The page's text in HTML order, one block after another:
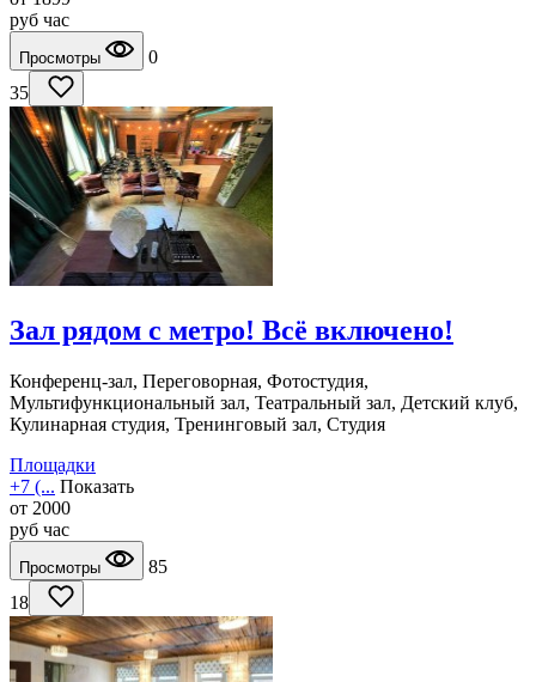
руб час
Просмотры
0
35
Зал рядом с метро! Всё включено!
Конференц-зал, Переговорная, Фотостудия,
Мультифункциональный зал, Театральный зал, Детский клуб,
Кулинарная студия, Тренинговый зал, Студия
Площадки
+7 (... Показать
от 2000
руб час
Просмотры
85
18